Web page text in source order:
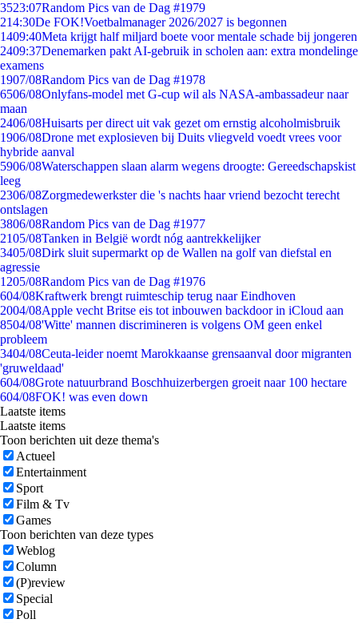
3523:07Random Pics van de Dag #1979
214:30De FOK!Voetbalmanager 2026/2027 is begonnen
1409:40Meta krijgt half miljard boete voor mentale schade bij jongeren
2409:37Denemarken pakt AI-gebruik in scholen aan: extra mondelinge
examens
1907/08Random Pics van de Dag #1978
6506/08Onlyfans-model met G-cup wil als NASA-ambassadeur naar
maan
2406/08Huisarts per direct uit vak gezet om ernstig alcoholmisbruik
1906/08Drone met explosieven bij Duits vliegveld voedt vrees voor
hybride aanval
5906/08Waterschappen slaan alarm wegens droogte: Gereedschapskist
leeg
2306/08Zorgmedewerkster die 's nachts haar vriend bezocht terecht
ontslagen
3806/08Random Pics van de Dag #1977
2105/08Tanken in België wordt nóg aantrekkelijker
3405/08Dirk sluit supermarkt op de Wallen na golf van diefstal en
agressie
1205/08Random Pics van de Dag #1976
604/08Kraftwerk brengt ruimteschip terug naar Eindhoven
2004/08Apple vecht Britse eis tot inbouwen backdoor in iCloud aan
8504/08'Witte' mannen discrimineren is volgens OM geen enkel
probleem
3404/08Ceuta-leider noemt Marokkaanse grensaanval door migranten
'gruweldaad'
604/08Grote natuurbrand Boschhuizerbergen groeit naar 100 hectare
604/08FOK! was even down
Laatste items
Laatste items
Toon berichten uit deze thema's
Actueel
Entertainment
Sport
Film & Tv
Games
Toon berichten van deze types
Weblog
Column
(P)review
Special
Poll